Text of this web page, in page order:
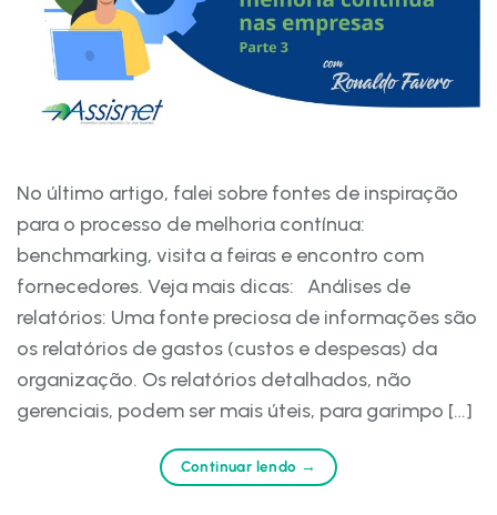
No último artigo, falei sobre fontes de inspiração
para o processo de melhoria contínua:
benchmarking, visita a feiras e encontro com
fornecedores. Veja mais dicas: Análises de
relatórios: Uma fonte preciosa de informações são
os relatórios de gastos (custos e despesas) da
organização. Os relatórios detalhados, não
gerenciais, podem ser mais úteis, para garimpo […]
Continuar lendo →